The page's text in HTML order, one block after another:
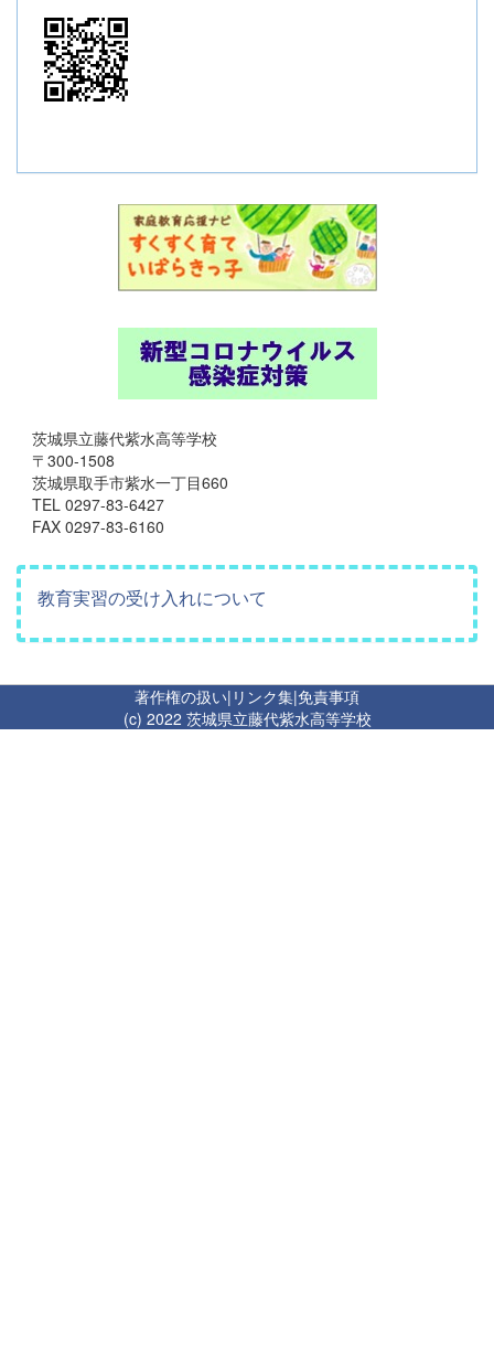
茨城県立藤代紫水高等学校
〒300-1508
茨城県取手市紫水一丁目660
TEL 0297-83-6427
FAX 0297-83-6160
教育実習の受け入れについて
著作権の扱い| リンク集|免責事項
(c) 2022 茨城県立藤代紫水高等学校